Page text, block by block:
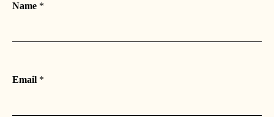
Name *
Email *